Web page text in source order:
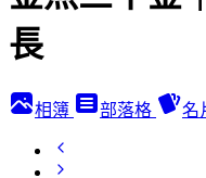
長
相簿 部落格 名